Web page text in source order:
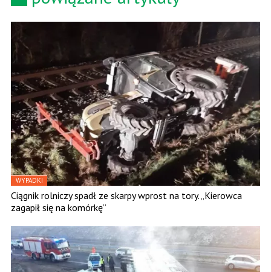
WYPADKI
Ciągnik rolniczy spadł ze skarpy wprost na tory. „Kierowca
zagapił się na komórkę”